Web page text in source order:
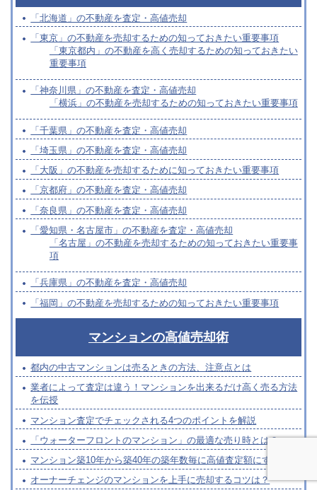
「北海道」の不動産を査定・高値売却
「東京」の不動産を売却するための知っておきたい重要事項
「東京都内」の不動産を高く売却するための知っておきたい
重要事項
「神奈川県」の不動産を査定・高値売却
「横浜」の不動産を売却するための知っておきたい重要事項
「千葉県」の不動産を査定・高値売却
「埼玉県」の不動産を査定・高値売却
「大阪」の不動産を売却するために知っておきたい重要事項
「京都府」の不動産を査定・高値売却
「奈良県」の不動産を査定・高値売却
「愛知県・名古屋市」の不動産を査定・高値売却
「名古屋」の不動産を売却するための知っておきたい重要事
項
「兵庫県」の不動産を査定・高値売却
「福岡」の不動産を売却するための知っておきたい重要事項
マンションの高値売却術
都内の中古マンションは売るときの方法、注意点とは
業者によって査定は違う！マンションを出来るだけ高く売る方法
を伝授
マンション査定でチェックされる4つのポイントを解説
「ウォーターフロントのマンション」の最適な売り時とは？
マンション築10年から築40年の築年数毎に高値査定額にするコツ
オーナーチェンジのマンションを上手に売却するコツは？